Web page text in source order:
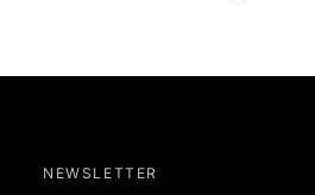
NEWSLETTER